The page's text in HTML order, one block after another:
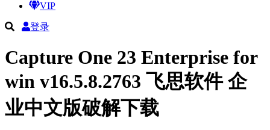
VIP
登录
Capture One 23 Enterprise for
win v16.5.8.2763 飞思软件 企
业中文版破解下载